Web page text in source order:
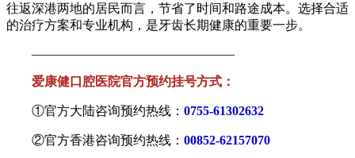
往返深港两地的居民而言，节省了时间和路途成本。选择合适
的治疗方案和专业机构，是牙齿长期健康的重要一步。
————————————————
爱康健口腔医院官方预约挂号方式：
①官方大陆咨询预约热线： 0755-61302632
②官方香港咨询预约热线： 00852-62157070